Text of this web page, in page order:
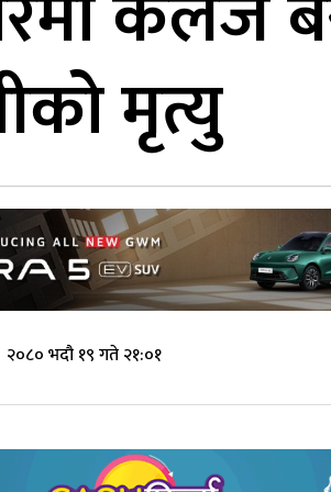
मृत्यु
२०८० भदौ १९ गते २१:०१